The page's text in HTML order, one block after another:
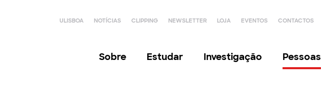
ULISBOA NOTÍCIAS CLIPPING NEWSLETTER LOJA EVENTOS CONTACTOS
Sobre Estudar Investigação Pessoas